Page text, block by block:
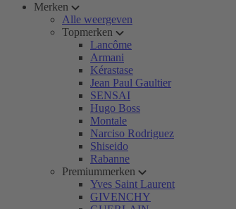
Merken
Alle weergeven
Topmerken
Lancôme
Armani
Kérastase
Jean Paul Gaultier
SENSAI
Hugo Boss
Montale
Narciso Rodriguez
Shiseido
Rabanne
Premiummerken
Yves Saint Laurent
GIVENCHY